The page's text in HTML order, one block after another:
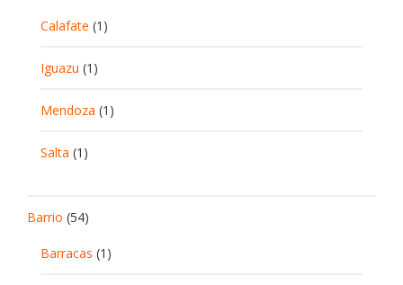
Calafate (1)
Iguazu (1)
Mendoza (1)
Salta (1)
Barrio (54)
Barracas (1)